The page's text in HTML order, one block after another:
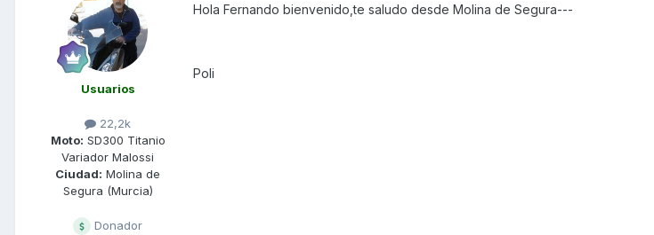
Usuarios
22,2k
Moto: SD300 Titanio
Variador Malossi
Ciudad: Molina de
Segura (Murcia)
Donador
Hola Fernando bienvenido,te saludo desde Molina de Segura---
Poli